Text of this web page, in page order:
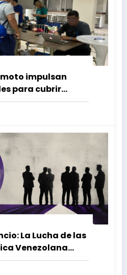
impulsan
para cubrir
La Lucha de las
Venezolana
de Género